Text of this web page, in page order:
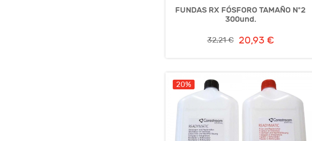
FUNDAS RX FÓSFORO TAMAÑO Nº2
300und.
32,21 € 20,93 €
20%